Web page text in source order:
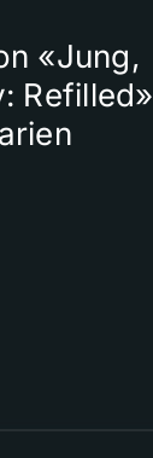
«Jung,
Refilled»